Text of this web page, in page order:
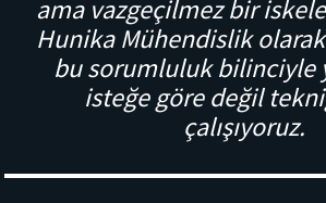
ama vazgeçilmez bir
Hunika Mühendislik
bu sorumluluk bilinciyle
isteğe göre değil
çalışıyoruz.